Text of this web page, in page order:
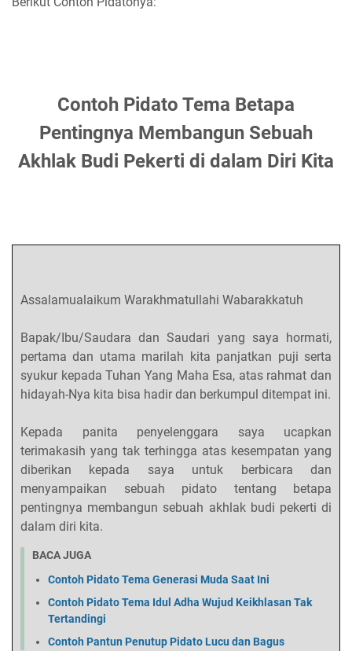
Contoh Pidato Tema Betapa
Pentingnya Membangun Sebuah
Akhlak Budi Pekerti di dalam Diri Kita
Assalamualaikum Warakhmatullahi Wabarakkatuh
Bapak/Ibu/Saudara dan Saudari yang saya hormati,
pertama dan utama marilah kita panjatkan puji serta
syukur kepada Tuhan Yang Maha Esa, atas rahmat dan
hidayah-Nya kita bisa hadir dan berkumpul ditempat ini.
Kepada panita penyelenggara saya ucapkan
terimakasih yang tak terhingga atas kesempatan yang
diberikan kepada saya untuk berbicara dan
menyampaikan sebuah pidato tentang betapa
pentingnya membangun sebuah akhlak budi pekerti di
dalam diri kita.
BACA JUGA
Contoh Pidato Tema Generasi Muda Saat Ini
Contoh Pidato Tema Idul Adha Wujud Keikhlasan Tak
Tertandingi
Contoh Pantun Penutup Pidato Lucu dan Bagus